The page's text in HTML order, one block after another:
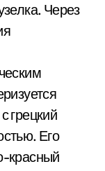
Через
грецкий
Его
красный